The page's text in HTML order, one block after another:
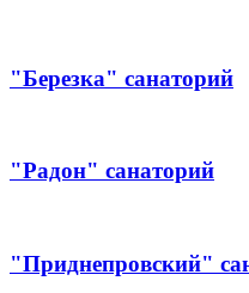
"Березка" санаторий
"Радон" санаторий
"Приднепровский"